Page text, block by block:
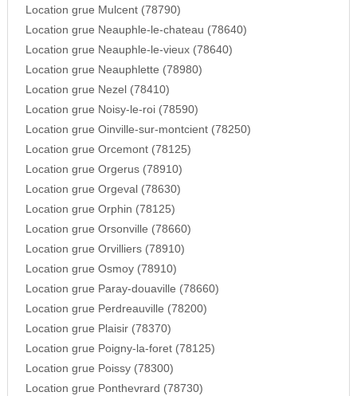
Location grue Mulcent (78790)
Location grue Neauphle-le-chateau (78640)
Location grue Neauphle-le-vieux (78640)
Location grue Neauphlette (78980)
Location grue Nezel (78410)
Location grue Noisy-le-roi (78590)
Location grue Oinville-sur-montcient (78250)
Location grue Orcemont (78125)
Location grue Orgerus (78910)
Location grue Orgeval (78630)
Location grue Orphin (78125)
Location grue Orsonville (78660)
Location grue Orvilliers (78910)
Location grue Osmoy (78910)
Location grue Paray-douaville (78660)
Location grue Perdreauville (78200)
Location grue Plaisir (78370)
Location grue Poigny-la-foret (78125)
Location grue Poissy (78300)
Location grue Ponthevrard (78730)